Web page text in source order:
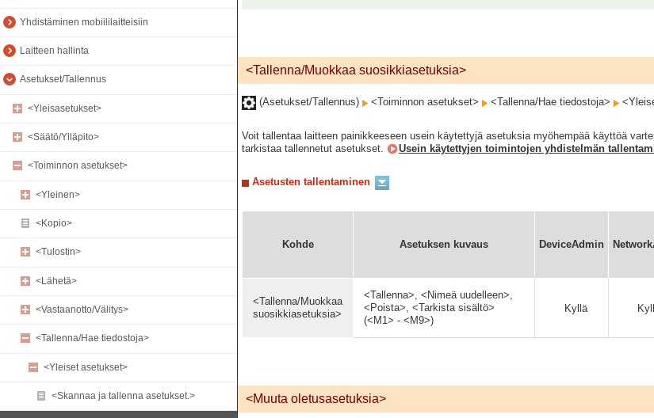
Yhdistäminen mobiililaitteisiin
Laitteen hallinta
Asetukset/Tallennus
<Yleisasetukset>
<Säätö/Ylläpito>
<Toiminnon asetukset>
<Yleinen>
<Kopio>
<Tulostin>
<Lähetä>
<Vastaanotto/Välitys>
<Tallenna/Hae tiedostoja>
<Yleiset asetukset>
<Skannaa ja tallenna asetukset.>
<Tallenna/Muokkaa suosikkiasetuksia>
(Asetukset/Tallennus) <Toiminnon asetukset> <Tallenna/Hae tiedostoja>
Voit tallentaa laitteen painikkeeseen usein käytettyjä asetuksia myöhempää käyttöä
tarkistaa tallennetut asetukset.
Usein käytettyjen toimintojen yhdistelmän
Asetusten tallentaminen
Kohde Asetuksen kuvaus DeviceAdmin
<Tallenna/Muokkaa
suosikkiasetuksia>
<Tallenna>, <Nimeä uudelleen>,
<Poista>, <Tarkista sisältö>
(<M1> - <M9>)
Kyllä
<Muuta oletusasetuksia>